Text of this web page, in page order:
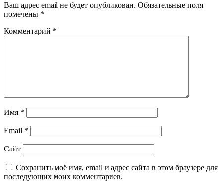
Ваш адрес email не будет опубликован. Обязательные поля
помечены *
Комментарий *
Имя *
Email *
Сайт
Сохранить моё имя, email и адрес сайта в этом браузере для
последующих моих комментариев.